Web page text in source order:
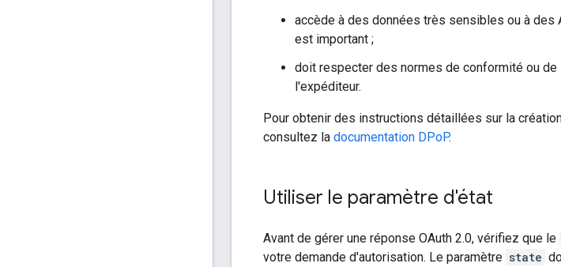
accède à des données très sensibles ou à des
est important ;
doit respecter des normes de conformité ou
l'expéditeur.
Pour obtenir des instructions détaillées sur la
consultez la documentation DPoP.
Utiliser le paramètre d'état
Avant de gérer une réponse OAuth 2.0, vérifiez que le
votre demande d'autorisation. Le paramètre state